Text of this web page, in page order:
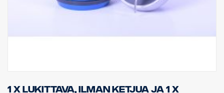
1 x lukittava, ilman ketjua ja 1 x